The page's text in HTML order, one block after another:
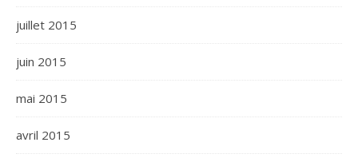
juillet 2015
juin 2015
mai 2015
avril 2015